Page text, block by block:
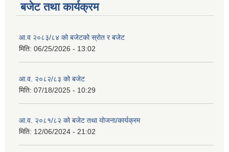
बजेट तथा कार्यक्रम
आ.व २०८३/८४ को बजेटको स्रोत र बजेट
मिति: 06/25/2026 - 13:02
आ.व. २०८२/८३ को बजेट
मिति: 07/18/2025 - 10:29
आ.व. २०८१/८२ को बजेट तथा योजना/कार्यक्रम
मिति: 12/06/2024 - 21:02